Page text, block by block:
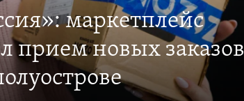
маркетплейс
прием новых заказов